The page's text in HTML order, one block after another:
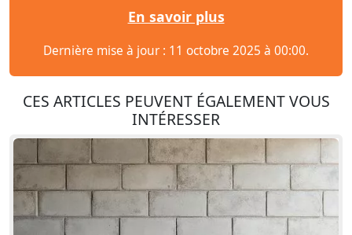
En savoir plus
Dernière mise à jour : 11 octobre 2025 à 00:00.
CES ARTICLES PEUVENT ÉGALEMENT VOUS
INTÉRESSER